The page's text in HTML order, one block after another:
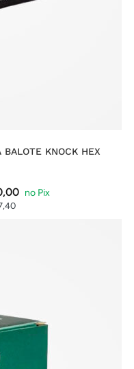
KNOCK HEX